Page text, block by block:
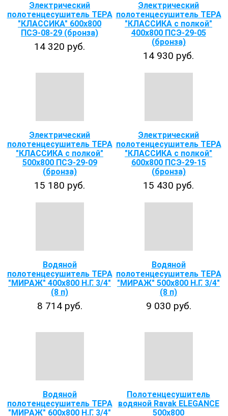
Электрический
полотенцесушитель ТЕРА
"КЛАССИКА" 600х800
ПСЭ-08-29 (бронза)
14 320 руб.
Электрический
полотенцесушитель ТЕРА
"КЛАССИКА с полкой"
400х800 ПСЭ-29-05
(бронза)
14 930 руб.
Электрический
полотенцесушитель ТЕРА
"КЛАССИКА с полкой"
500х800 ПСЭ-29-09
(бронза)
15 180 руб.
Электрический
полотенцесушитель ТЕРА
"КЛАССИКА с полкой"
600х800 ПСЭ-29-15
(бронза)
15 430 руб.
Водяной
полотенцесушитель ТЕРА
"МИРАЖ" 400х800 Н.Г. 3/4"
(8 п)
8 714 руб.
Водяной
полотенцесушитель ТЕРА
"МИРАЖ" 500х800 Н.Г. 3/4"
(8 п)
9 030 руб.
Водяной
полотенцесушитель ТЕРА
"МИРАЖ" 600х800 Н.Г. 3/4"
Полотенцесушитель
водяной Ravak ELEGANCE
500x800